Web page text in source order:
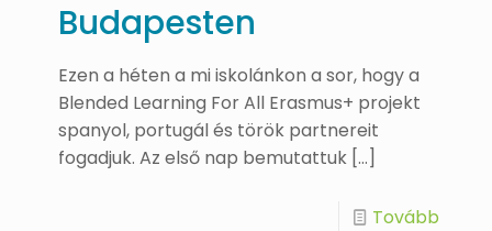
Budapesten
Ezen a héten a mi iskolánkon a sor, hogy a
Blended Learning For All Erasmus+ projekt
spanyol, portugál és török partnereit
fogadjuk. Az első nap bemutattuk […]
Tovább